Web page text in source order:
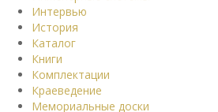
Интервью
История
Каталог
Книги
Комплектации
Краеведение
Мемориальные доски